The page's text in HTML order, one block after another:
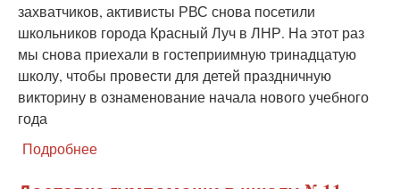
захватчиков, активисты РВС снова посетили
школьников города Красный Луч в ЛНР. На этот раз
мы снова приехали в гостеприимную тринадцатую
школу, чтобы провести для детей праздничную
викторину в ознаменование начала нового учебного
года
Подробнее
викторина